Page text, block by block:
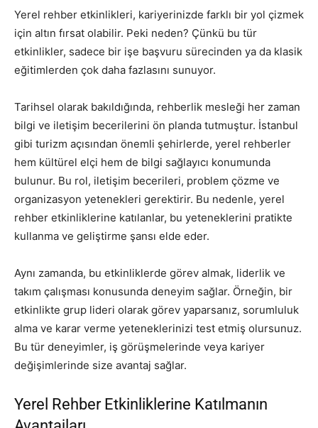
Yerel rehber etkinlikleri, kariyerinizde farklı bir yol çizmek
için altın fırsat olabilir. Peki neden? Çünkü bu tür
etkinlikler, sadece bir işe başvuru sürecinden ya da klasik
eğitimlerden çok daha fazlasını sunuyor.
Tarihsel olarak bakıldığında, rehberlik mesleği her zaman
bilgi ve iletişim becerilerini ön planda tutmuştur. İstanbul
gibi turizm açısından önemli şehirlerde, yerel rehberler
hem kültürel elçi hem de bilgi sağlayıcı konumunda
bulunur. Bu rol, iletişim becerileri, problem çözme ve
organizasyon yetenekleri gerektirir. Bu nedenle, yerel
rehber etkinliklerine katılanlar, bu yeteneklerini pratikte
kullanma ve geliştirme şansı elde eder.
Aynı zamanda, bu etkinliklerde görev almak, liderlik ve
takım çalışması konusunda deneyim sağlar. Örneğin, bir
etkinlikte grup lideri olarak görev yaparsanız, sorumluluk
alma ve karar verme yeteneklerinizi test etmiş olursunuz.
Bu tür deneyimler, iş görüşmelerinde veya kariyer
değişimlerinde size avantaj sağlar.
Yerel Rehber Etkinliklerine Katılmanın